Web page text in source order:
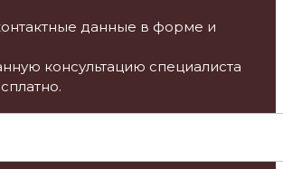
данные в форме и
консультацию специалиста